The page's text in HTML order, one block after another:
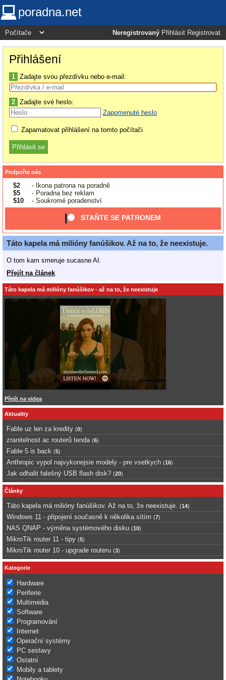
poradna.net
Neregistrovaný Přihlásit Registrovat
Přihlášení
1 Zadajte svou přezdívku nebo e-mail:
2 Zadajte své heslo:
Zapomenuté heslo
Zapamatovat přihlášení na tomto počítači
Podpořte nás
$2
- Ikona patrona na poradně
$5
- Poradna bez reklam
$10
- Soukromé poradenství
STAŇTE SE PATRONEM
Táto kapela má milióny fanúšikov. Až na to, že neexistuje.
O tom kam smeruje sucasne AI.
Přejít na článek
Táto kapela má milióny fanúšikov - až na to, že neexistuje
Přejít na videa
Aktuality
Fable uz len za kredity (0)
zranitelnost ac routerů tenda (6)
Fable 5 is back (5)
Anthropic vypol najvykonejsie modely - pre vsetkych (16)
Jak odhalit falešný USB flash disk? (20)
Články
Táto kapela má milióny fanúšikov. Až na to, že neexistuje. (14)
Windows 11 - připojení současně k několika sítím (7)
NAS QNAP - výměna systémového disku (10)
MikroTik router 11 - tipy (5)
MikroTik router 10 - upgrade routeru (3)
Kategorie
Hardware
Periferie
Multimédia
Software
Programování
Internet
Operační systémy
PC sestavy
Ostatní
Mobily a tablety